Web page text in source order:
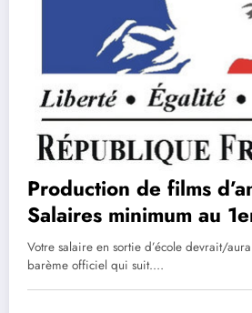
Production de films
Salaires minimum au
Votre salaire en sortie d’école devrait/
barème officiel qui suit.…